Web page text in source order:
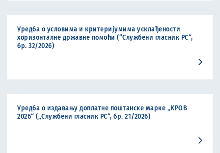
Уредба о условима и критеријумима усклађености
хоризонталне државне помоћи (“Службени гласник РС“,
бр. 32/2026)
Уредба о издавању доплатне поштанске марке „КРОВ
2026“ („Службени гласник РС“, бр. 21/2026)